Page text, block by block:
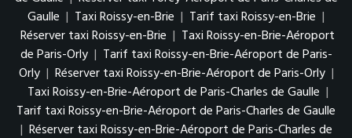
Gaulle | Taxi Roissy-en-Brie | Tarif taxi Roissy-en-Brie |
Réserver taxi Roissy-en-Brie | Taxi Roissy-en-Brie-Aéroport
de Paris-Orly | Tarif taxi Roissy-en-Brie-Aéroport de Paris-
Orly | Réserver taxi Roissy-en-Brie-Aéroport de Paris-Orly |
Taxi Roissy-en-Brie-Aéroport de Paris-Charles de Gaulle |
Tarif taxi Roissy-en-Brie-Aéroport de Paris-Charles de Gaulle
| Réserver taxi Roissy-en-Brie-Aéroport de Paris-Charles de